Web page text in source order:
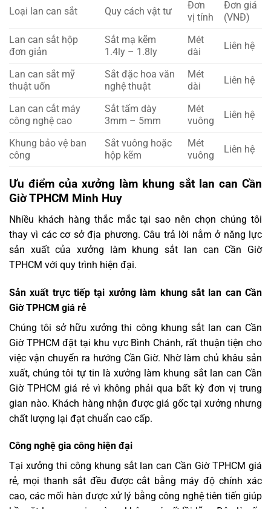
Loại lan can sắt Quy cách vật tư
Đơn
vị tính
Đơn giá
(VNĐ)
Lan can sắt hộp
đơn giản
Sắt mạ kẽm
1.4ly – 1.8ly
Mét
dài
Liên hệ
Lan can sắt mỹ
thuật uốn
Sắt đặc hoa văn
nghệ thuật
Mét
dài
Liên hệ
Lan can cắt máy
công nghệ cao
Sắt tấm dày
3mm – 5mm
Mét
vuông
Liên hệ
Khung bảo vệ ban
công
Sắt vuông hoặc
hộp kẽm
Mét
vuông
Liên hệ
Ưu điểm của xưởng làm khung sắt lan can Cần
Giờ TPHCM Minh Huy
Nhiều khách hàng thắc mắc tại sao nên chọn chúng tôi
thay vì các cơ sở địa phương. Câu trả lời nằm ở năng lực
sản xuất của xưởng làm khung sắt lan can Cần Giờ
TPHCM với quy trình hiện đại.
Sản xuất trực tiếp tại xưởng làm khung sắt lan can Cần
Giờ TPHCM giá rẻ
Chúng tôi sở hữu xưởng thi công khung sắt lan can Cần
Giờ TPHCM đặt tại khu vực Bình Chánh, rất thuận tiện cho
việc vận chuyển ra hướng Cần Giờ. Nhờ làm chủ khâu sản
xuất, chúng tôi tự tin là xưởng làm khung sắt lan can Cần
Giờ TPHCM giá rẻ vì không phải qua bất kỳ đơn vị trung
gian nào. Khách hàng nhận được giá gốc tại xưởng nhưng
chất lượng lại đạt chuẩn cao cấp.
Công nghệ gia công hiện đại
Tại xưởng thi công khung sắt lan can Cần Giờ TPHCM giá
rẻ, mọi thanh sắt đều được cắt bằng máy độ chính xác
cao, các mối hàn được xử lý bằng công nghệ tiên tiến giúp